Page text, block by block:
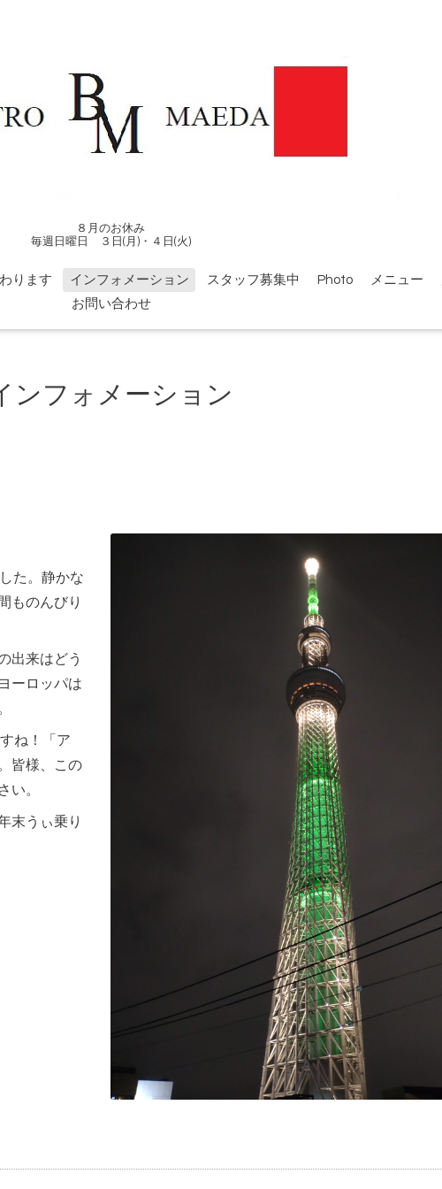
８月のお休み
毎週日曜日 ３日(月)・４日(火)
ります インフォメーション スタッフ募集中 Photo メニュー
お問い合わせ
ンフォメーション
た。静かな
ものんびり
出来はどう
ーロッパは
ね！「ア
皆様、この
い。
末うぃ乗り